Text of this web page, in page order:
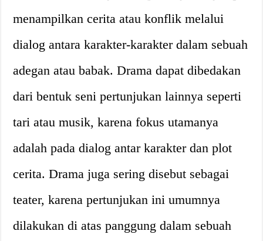
menampilkan cerita atau konflik melalui
dialog antara karakter-karakter dalam sebuah
adegan atau babak. Drama dapat dibedakan
dari bentuk seni pertunjukan lainnya seperti
tari atau musik, karena fokus utamanya
adalah pada dialog antar karakter dan plot
cerita. Drama juga sering disebut sebagai
teater, karena pertunjukan ini umumnya
dilakukan di atas panggung dalam sebuah